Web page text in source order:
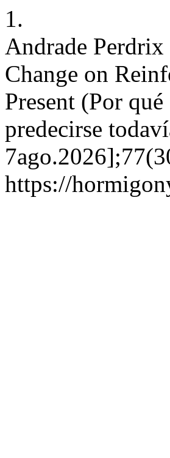
1.
Andrade
Change on
Present (Por
predecirse
https://